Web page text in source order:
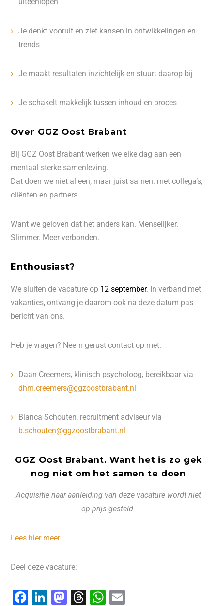
uiteenlopen
Je denkt vooruit en ziet kansen in ontwikkelingen en
trends
Je maakt resultaten inzichtelijk en stuurt daarop bij
Je schakelt makkelijk tussen inhoud en proces
Over GGZ Oost Brabant
Bij GGZ Oost Brabant werken we elke dag aan een
mentaal sterke samenleving.
Dat doen we niet alleen, maar juist samen: met collega’s,
cliënten en partners.
Want we geloven dat het anders kan. Menselijker.
Slimmer. Meer verbonden.
Enthousiast?
We sluiten de vacature op 12 september. In verband met
vakanties, ontvang je daarom ook na deze datum pas
bericht van ons.
Heb je vragen? Neem gerust contact op met:
Daan Creemers, klinisch psycholoog, bereikbaar via
dhm.creemers@ggzoostbrabant.nl
Bianca Schouten, recruitment adviseur via
b.schouten@ggzoostbrabant.nl
GGZ Oost Brabant. Want het is zo gek
nog niet om het samen te doen
Acquisitie naar aanleiding van deze vacature wordt niet
op prijs gesteld.
Lees hier meer
Deel deze vacature:
F
Li M T
W